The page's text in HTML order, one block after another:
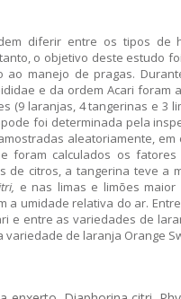
diferir entre os tipos de
o objetivo deste estudo
manejo de pragas.
e da ordem Acari
(9 laranjas, 4 tangerinas e 3
foi determinada pela
aleatoriamente,
foram calculados os
de citros, a tangerina teve a
e nas limas e limões
a umidade relativa do ar.
e entre as variedades de
de laranja Orange